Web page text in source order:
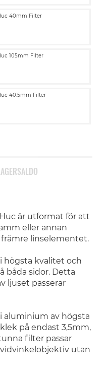
40mm Filter
105mm Filter
40.5mm Filter
är utformat för att
eller annan
linselementet.
högsta kvalitet och
båda sidor. Detta
ljuset passerar
aluminium av högsta
på endast 3,5mm,
filter passar
utan